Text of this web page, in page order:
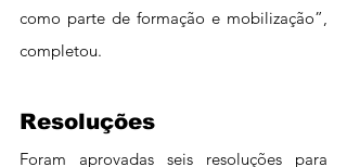
como parte de formação e mobilização”,
completou.
Resoluções
Foram aprovadas seis resoluções para